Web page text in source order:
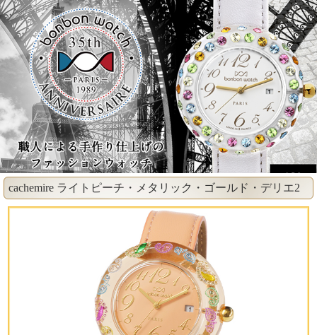
cachemire ライトピーチ・メタリック・ゴールド・デリエ2